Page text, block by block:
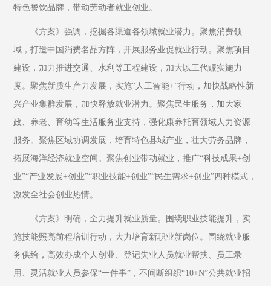
特色餐饮品牌，带动劳动者就业创业。
《方案》强调，挖掘各渠道各领域就业潜力。聚焦消费领
域，打造中国消费名品方阵，开展服务业促就业行动。聚焦项目
建设，加力推进交通、水利等工程建设，加大以工代赈实施力
度。聚焦新质生产力发展，实施“人工智能+”行动，加快战略性新
兴产业集群发展，加快释放就业潜力。聚焦民生服务，加大家
政、养老、育幼等生活服务业支持，强化康养托育领域人力资源
服务。聚焦区域协调发展，培育特色县域产业，壮大劳务品牌，
拓展海洋经济就业空间。聚焦创业带动就业，推广“科技成果+创
业”“产业发展+创业”“职业技能+创业”“民生需求+创业”四种模式，
激发全社会创业热情。
《方案》明确，全力提升就业质量。围绕职业技能提升，实
施技能照亮前程培训行动，大力培育新职业新岗位。围绕就业服
务供给，高效办成个人创业、登记失业人员就业帮扶、员工录
用、灵活就业人员参保“一件事”，不间断组织“10+N”公共就业招